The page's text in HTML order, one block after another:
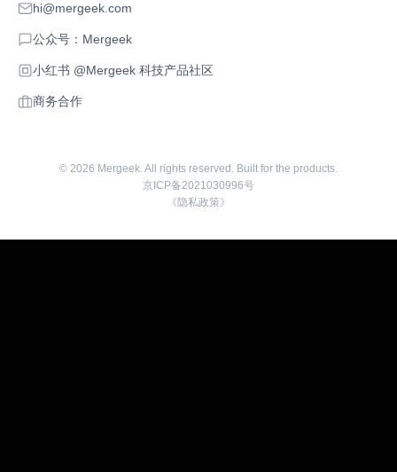
hi@mergeek.com
公众号：Mergeek
小红书 @Mergeek 科技产品社区
商务合作
© 2026 Mergeek. All rights reserved. Built for the products.
京ICP备2021030996号
《隐私政策》